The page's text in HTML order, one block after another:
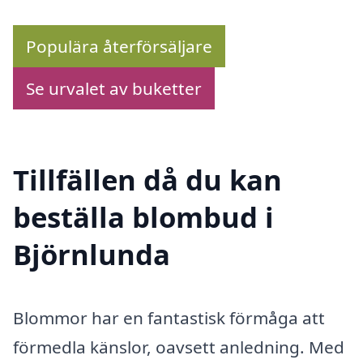
Populära återförsäljare
Se urvalet av buketter
Tillfällen då du kan
beställa blombud i
Björnlunda
Blommor har en fantastisk förmåga att
förmedla känslor, oavsett anledning. Med